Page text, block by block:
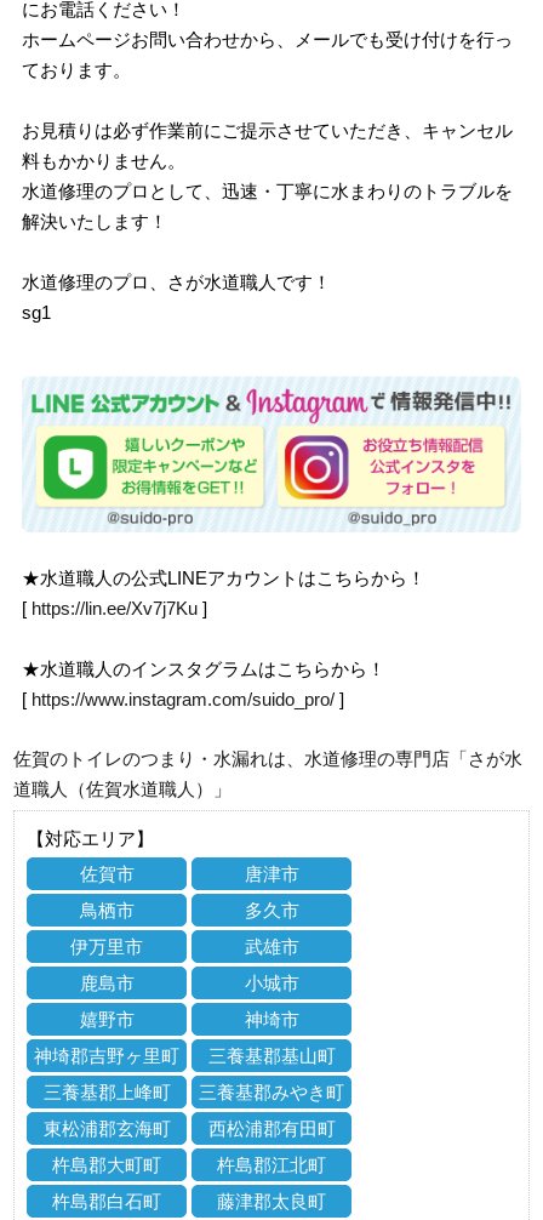
にお電話ください！
ホームページお問い合わせから、メールでも受け付けを行っ
ております。
お見積りは必ず作業前にご提示させていただき、キャンセル
料もかかりません。
水道修理のプロとして、迅速・丁寧に水まわりのトラブルを
解決いたします！
水道修理のプロ、さが水道職人です！
sg1
★水道職人の公式LINEアカウントはこちらから！
[ https://lin.ee/Xv7j7Ku ]
★水道職人のインスタグラムはこちらから！
[ https://www.instagram.com/suido_pro/ ]
佐賀のトイレのつまり・水漏れは、水道修理の専門店「さが水
道職人（佐賀水道職人）」
【対応エリア】
佐賀市
唐津市
鳥栖市
多久市
伊万里市
武雄市
鹿島市
小城市
嬉野市
神埼市
神埼郡吉野ヶ里町
三養基郡基山町
三養基郡上峰町
三養基郡みやき町
東松浦郡玄海町
西松浦郡有田町
杵島郡大町町
杵島郡江北町
杵島郡白石町
藤津郡太良町